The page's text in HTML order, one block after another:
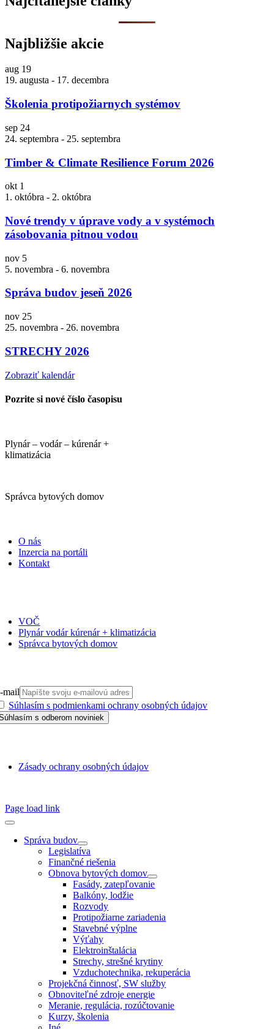
Najbližšie akcie
aug 19
19. augusta - 17. decembra
Školenia protipožiarnych systémov
sep 24
24. septembra - 25. septembra
Timber & Climate Resilience Forum 2026
okt 1
1. októbra - 2. októbra
Nové trendy v úprave vody a v systémoch
zásobovania pitnou vodou
nov 5
5. novembra - 6. novembra
Správa budov jeseň 2026
nov 25
25. novembra - 26. novembra
STRECHY 2026
Zobraziť kalendár
Pozrite si nové číslo časopisu
Plynár – vodár – kúrenár +
klimatizácia
Správca bytových domov
O nás
Inzercia na portáli
Kontakt
VOČ
Plynár vodár kúrenár + klimatizácia
Správca bytových domov
mail
Súhlasím s podmienkami ochrany osobných údajov
Zásady ochrany osobných údajov
Page load link
Správa budov
Legislatíva
Finančné riešenia
Obnova bytových domov
Fasády, zatepľovanie
Balkóny, lodžie
Rozvody
Protipožiarne zariadenia
Stavebné výplne
Výťahy
Elektroinštalácia
Strechy, strešné krytiny
Vzduchotechnika, rekuperácia
Projekčná činnosť, SW služby
Obnoviteľné zdroje energie
Meranie, regulácia, rozúčtovanie
Kurzy, školenia